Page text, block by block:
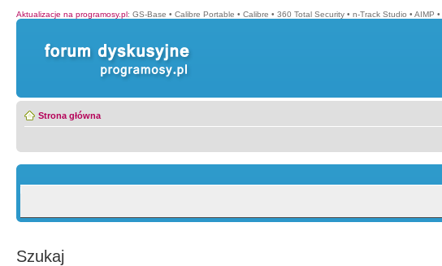
Aktualizacje na programosy.pl: GS-Base • Calibre Portable • Calibre • 360 Total Security • n-Track Studio • AIMP •
Strona główna
Szukaj